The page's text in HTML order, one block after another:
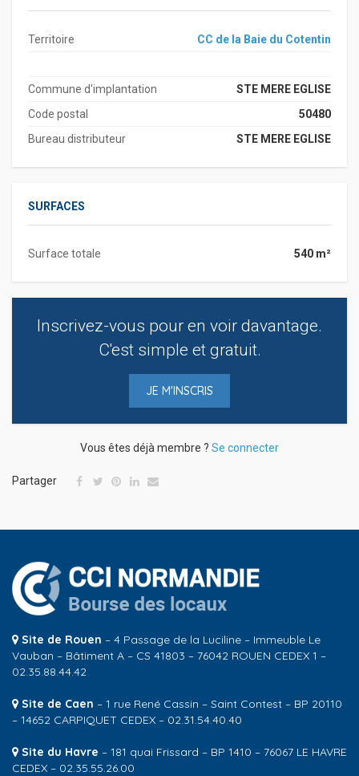
Territoire CC de la Baie du Cotentin
Commune d'implantation
STE MERE EGLISE
Code postal
50480
Bureau distributeur
STE MERE EGLISE
SURFACES
Surface totale 540 m²
Inscrivez-vous pour en voir davantage.
C'est simple et gratuit.
JE M'INSCRIS
Vous êtes déjà membre ? Se connecter
Partager
Site de Rouen – 4 Passage de la Luciline – Immeuble Le
Vauban – Bâtiment A – CS 41803 – 76042 ROUEN CEDEX 1 –
02.35.88.44.42
Site de Caen – 1 rue René Cassin – Saint Contest – BP 20110
– 14652 CARPIQUET CEDEX – 02.31.54.40.40
Site du Havre – 181 quai Frissard – BP 1410 – 76067 LE HAVRE
CEDEX – 02.35.55.26.00